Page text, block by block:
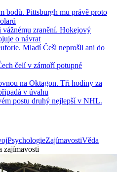
bodů. Pittsburgh mu právě proto
zranění. Hokejový
o návrat
Mladí Češi neprošli ani do
čelí v zámoří potupné
na Oktagon. Tři hodiny za
v úvahu
postu druhý nejlepší v NHL.
PsychologieZajímavostiVěda
zajímavosti